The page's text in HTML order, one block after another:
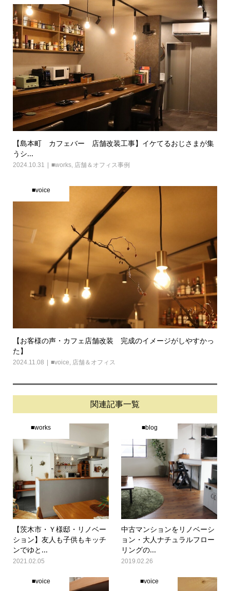
【島本町 カフェバー 店舗改装工事】イケてるおじさまが集
うシ...
2024.10.31 ■works, 店舗＆オフィス事例
■voice
【お客様の声・カフェ店舗改装 完成のイメージがしやすかっ
た】
2024.11.08 ■voice 店舗＆オフィス
関連記事一覧
■works
【茨木市・Ｙ様邸・リノベー
ション】友人も子供もキッチ
ンでゆと...
2021.02.05
■blog
中古マンションをリノベーシ
ョン・大人ナチュラルフロー
リングの...
2019.02.26
■voice ■voice